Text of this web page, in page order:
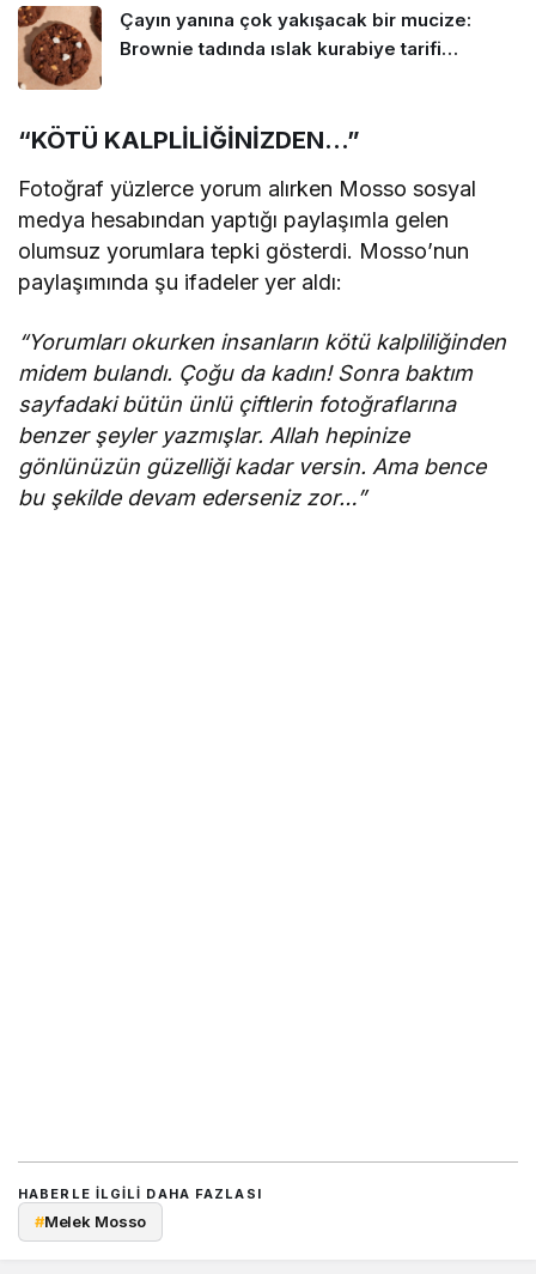
Çayın yanına çok yakışacak bir mucize:
Brownie tadında ıslak kurabiye tarifi…
“KÖTÜ KALPLİLİĞİNİZDEN…”
Fotoğraf yüzlerce yorum alırken Mosso sosyal
medya hesabından yaptığı paylaşımla gelen
olumsuz yorumlara tepki gösterdi. Mosso’nun
paylaşımında şu ifadeler yer aldı:
“Yorumları okurken insanların kötü kalpliliğinden
midem bulandı. Çoğu da kadın! Sonra baktım
sayfadaki bütün ünlü çiftlerin fotoğraflarına
benzer şeyler yazmışlar. Allah hepinize
gönlünüzün güzelliği kadar versin. Ama bence
bu şekilde devam ederseniz zor…”
HABERLE ILGILI DAHA FAZLASI
#Melek Mosso